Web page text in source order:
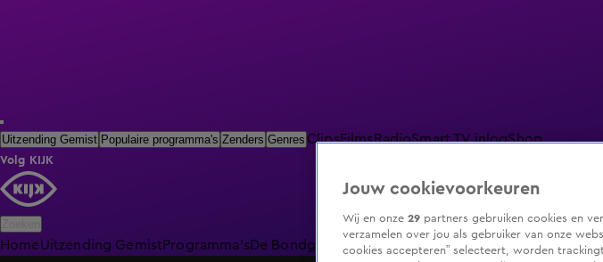
Uitzending Gemist Populaire programma's Zenders Genres ClipsFilmsRadioSmart TV inlogShop
Volg KIJK
HomeUitzending GemistProgramma's De Bondgenoten De Oranjezomer Livestreams Shop
Jouw cookievoorkeuren
Wij en onze 29 partners gebruiken cookies en
verzamelen over jou als gebruiker van onze
cookies accepteren” selecteert, worden